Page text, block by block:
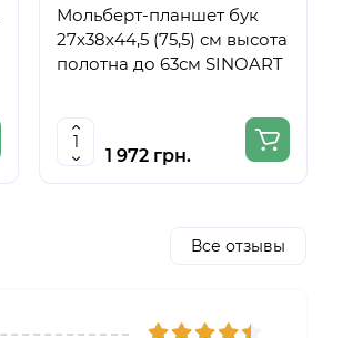
Мольберт-планшет бук
27х38х44,5 (75,5) см высота
полотна до 63см SINOART
1 972 грн.
Все отзывы